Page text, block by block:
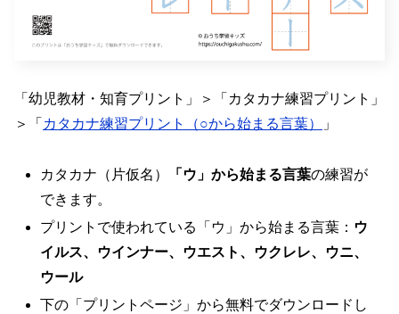
「幼児教材・知育プリント」＞「カタカナ練習プリント」
＞「 カタカナ練習プリント（○から始まる言葉） 」
カタカナ（片仮名） 「ウ」から始まる言葉の練習が
できます。
プリントで使われている「ウ」から始まる言葉： ウ
イルス、ウインナー、ウエスト、ウクレレ、ウニ、
ウール
下の「プリントページ」から無料でダウンロードし